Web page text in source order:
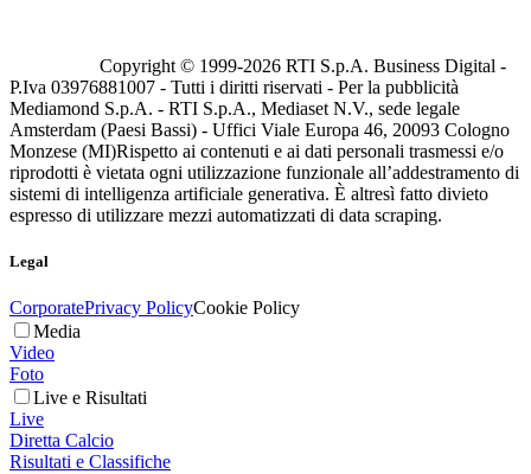
Copyright © 1999-2026 RTI S.p.A. Business Digital -
P.Iva 03976881007 - Tutti i diritti riservati - Per la pubblicità
Mediamond S.p.A. - RTI S.p.A., Mediaset N.V., sede legale
Amsterdam (Paesi Bassi) - Uffici Viale Europa 46, 20093 Cologno
Monzese (MI)Rispetto ai contenuti e ai dati personali trasmessi e/o
riprodotti è vietata ogni utilizzazione funzionale all’addestramento di
sistemi di intelligenza artificiale generativa. È altresì fatto divieto
espresso di utilizzare mezzi automatizzati di data scraping.
Legal
CorporatePrivacy PolicyCookie Policy
Media
Video
Foto
Live e Risultati
Live
Diretta Calcio
Risultati e Classifiche